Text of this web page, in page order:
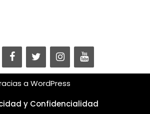
aWordPress
y Confidencialidad